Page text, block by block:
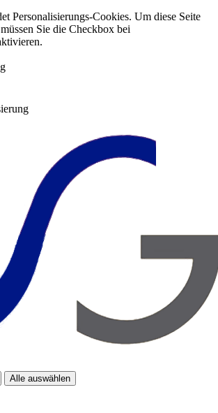
Personalisierungs-Cookies. Um diese Seite
Sie die Checkbox bei
Alle auswählen